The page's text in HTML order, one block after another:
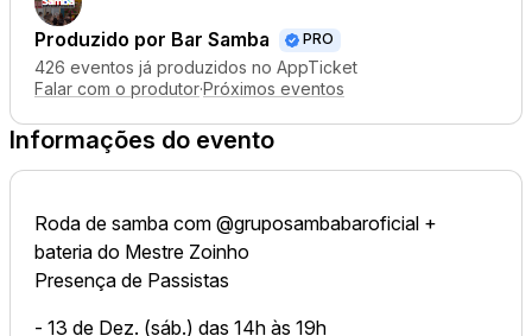
Produzido por Bar Samba PRO
426 eventos já produzidos no AppTicket
Falar com o produtor·Próximos eventos
Informações do evento
Roda de samba com @gruposambabaroficial +
bateria do Mestre Zoinho
Presença de Passistas
- 13 de Dez. (sáb.) das 14h às 19h⁣